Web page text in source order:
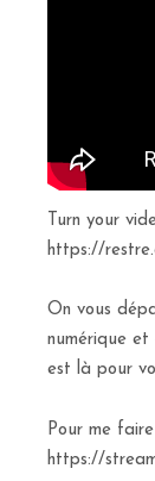
Turn your
https://
On vous
numérique et
est là pour
Pour me
https://